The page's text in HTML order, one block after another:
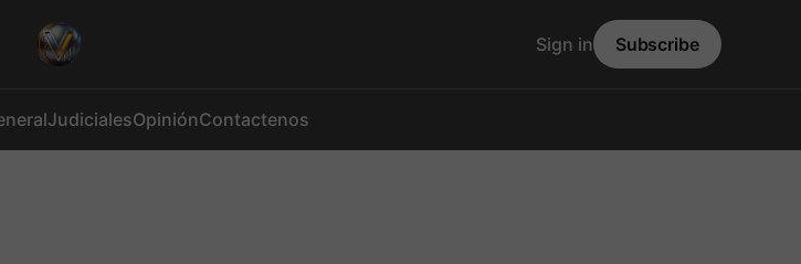
JudicialesOpiniónContactenos
Sign in Subscribe